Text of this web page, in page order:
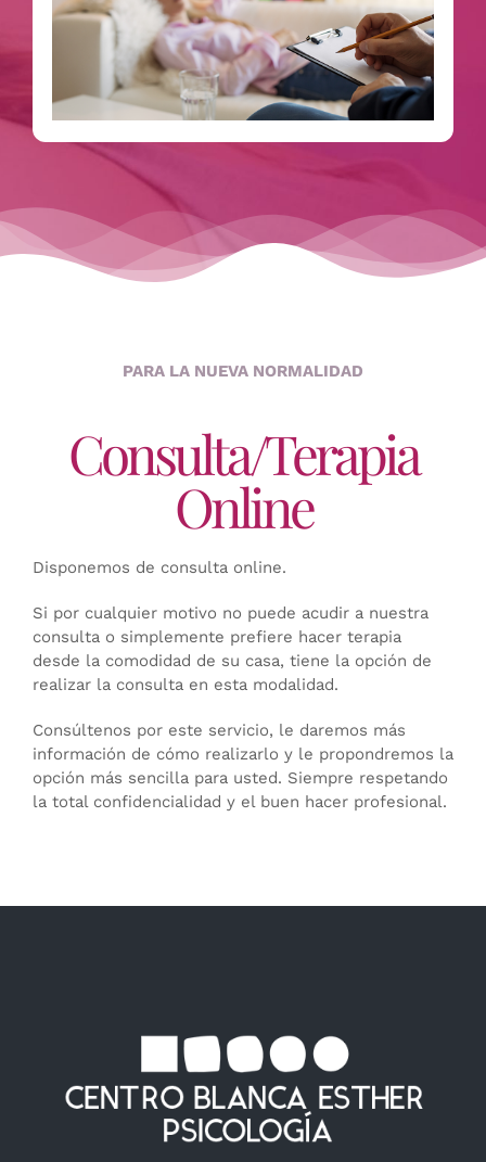
PARA LA NUEVA NORMALIDAD
Consulta/Terapia
Online
Disponemos de consulta online.
Si por cualquier motivo no puede acudir a nuestra
consulta o simplemente prefiere hacer terapia
desde la comodidad de su casa, tiene la opción de
realizar la consulta en esta modalidad.
Consúltenos por este servicio, le daremos más
información de cómo realizarlo y le propondremos la
opción más sencilla para usted. Siempre respetando
la total confidencialidad y el buen hacer profesional.